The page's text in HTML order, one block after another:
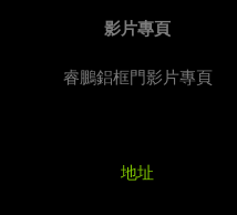
影片專頁
睿鵬鋁框門影片專頁
地址